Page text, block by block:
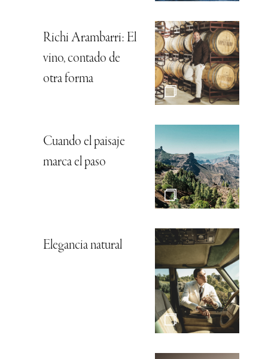
Richi Arambarri: El
vino, contado de
otra forma
Cuando el paisaje
marca el paso
Elegancia natural